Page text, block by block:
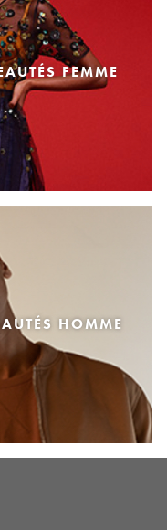
FEMME
HOMME